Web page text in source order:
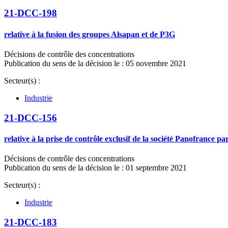
21-DCC-198
relative à la fusion des groupes Alsapan et de P3G
Décisions de contrôle des concentrations
Publication du sens de la décision le : 05 novembre 2021
Secteur(s) :
Industrie
21-DCC-156
relative à la prise de contrôle exclusif de la société Panofrance
Décisions de contrôle des concentrations
Publication du sens de la décision le : 01 septembre 2021
Secteur(s) :
Industrie
21-DCC-183